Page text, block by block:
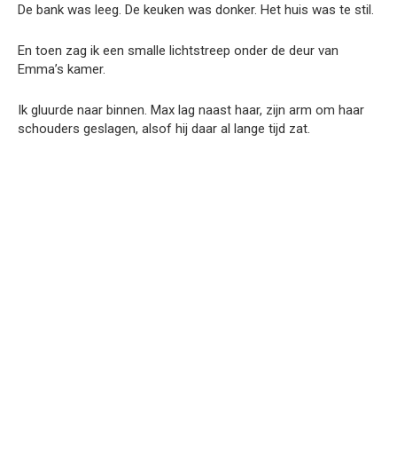
De bank was leeg. De keuken was donker. Het huis was te stil.
En toen zag ik een smalle lichtstreep onder de deur van
Emma’s kamer.
Ik gluurde naar binnen. Max lag naast haar, zijn arm om haar
schouders geslagen, alsof hij daar al lange tijd zat.